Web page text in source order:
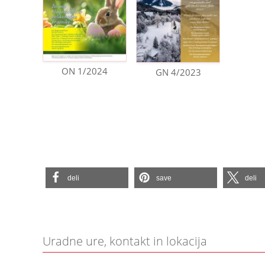
ON 1/2024 GN 4/2023
deli save deli
Uradne ure, kontakt in lokacija